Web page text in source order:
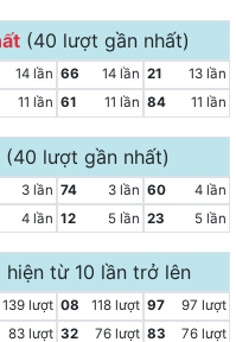
(40 lượt gần nhất)
14 lần 66 14 lần 21
13 lần
11 lần 61 11 lần 84 11 lần
(40 lượt gần nhất)
3 lần 74 3 lần 60
4 lần
4 lần 12 5 lần 23 5 lần
từ 10 lần trở lên
139 lượt 08 118 lượt 97
97 lượt
83 lượt 32 76 lượt 83
76 lượt